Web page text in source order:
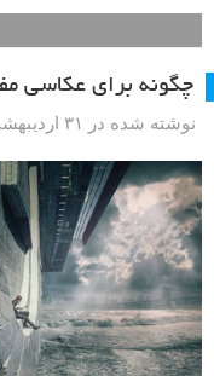
چگونه برای عکاسی
نوشته شده در ۳۱ اردیبهشت ۱۴۰۱